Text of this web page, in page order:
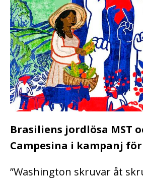
Brasiliens jordlösa MST
Campesina i kampanj för
”Washington skruvar åt